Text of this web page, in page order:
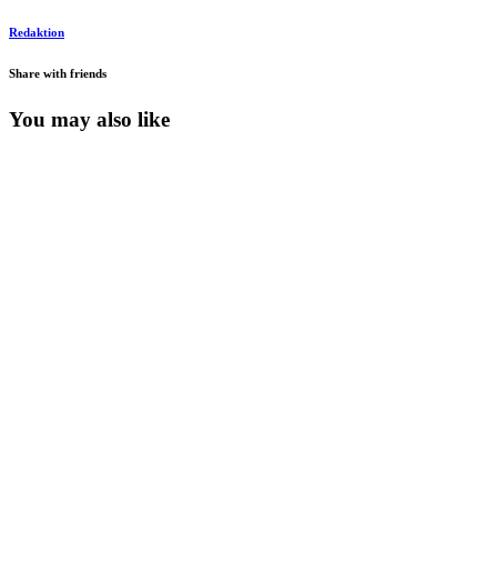
Redaktion
Share with friends
You may also like